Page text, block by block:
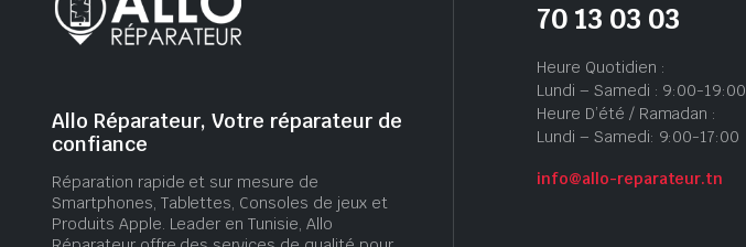
Allo Réparateur, Votre réparateur de
confiance
Réparation rapide et sur mesure de
Smartphones, Tablettes, Consoles de jeux et
Produits Apple. Leader en Tunisie, Allo
70 13 03 03
Heure Quotidien :
Lundi – Samedi : 9:00-19:00
Heure D’été / Ramadan :
Lundi – Samedi: 9:00-17:00
info@allo-reparateur.tn